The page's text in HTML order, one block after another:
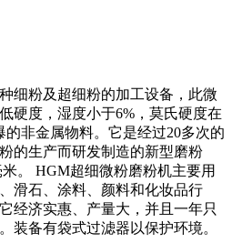
细粉及超细粉的加工设备，此微
硬度，湿度小于6%，莫氏硬度在
的非金属物料。它是经过20多次的
的生产而研发制造的新型磨粉
。 HGM超细微粉磨粉机主要用
滑石、涂料、颜料和化妆品行
经济实惠、产量大，并且一年只
装备有袋式过滤器以保护环境。